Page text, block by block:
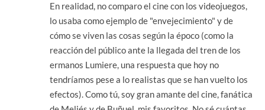
En realidad, no comparo el cine con los videojuegos,
lo usaba como ejemplo de "envejecimiento" y de
cómo se viven las cosas según la époco (como la
reacción del público ante la llegada del tren de los
ermanos Lumiere, una respuesta que hoy no
tendríamos pese a lo realistas que se han vuelto los
efectos). Como tú, soy gran amante del cine, fanática